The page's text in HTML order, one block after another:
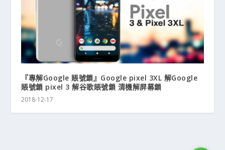
『專解Google 賬號鎖』Google pixel 3XL 解Google
賬號鎖 pixel 3 解谷歌賬號鎖 清機解屏幕鎖
2018-12-17